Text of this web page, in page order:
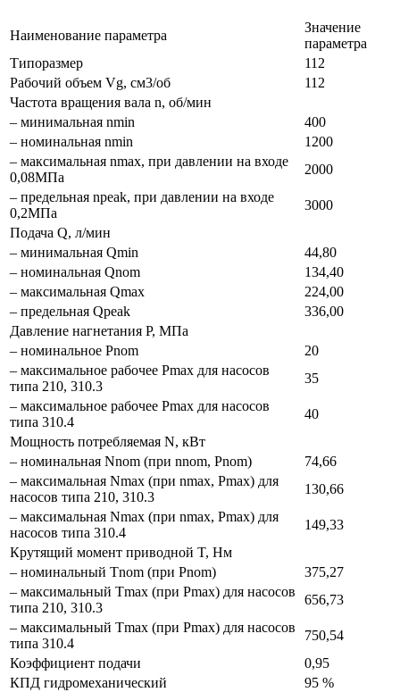
Наименование параметра
Значение
параметра
Типоразмер
112
Рабочий объем Vg, см3/об
112
Частота вращения вала n, об/мин
– минимальная nmin
400
– номинальная nmin
1200
– максимальная nmax, при давлении на входе
0,08МПа
2000
– предельная npeak, при давлении на входе
0,2МПа
3000
Подача Q, л/мин
– минимальная Qmin
44,80
– номинальная Qnom
134,40
– максимальная Qmax
224,00
– предельная Qpeak
336,00
Давление нагнетания P, МПа
– номинальное Pnom
20
– максимальное рабочее Pmax для насосов
типа 210, 310.3
35
– максимальное рабочее Pmax для насосов
типа 310.4
40
Мощность потребляемая N, кВт
– номинальная Nnom (при nnom, Pnom)
74,66
– максимальная Nmax (при nmax, Pmax) для
насосов типа 210, 310.3
130,66
– максимальная Nmax (при nmax, Pmax) для
насосов типа 310.4
149,33
Крутящий момент приводной T, Нм
– номинальный Тnom (при Pnom)
375,27
– максимальный Тmax (при Pmax) для насосов
типа 210, 310.3
656,73
– максимальный Тmax (при Pmax) для насосов
типа 310.4
750,54
Коэффициент подачи
0,95
КПД гидромеханический
95 %